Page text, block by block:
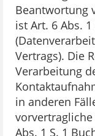
Beantwortung
ist Art. 6 Abs. 1
Vertrags). Die
Verarbeitung
in anderen
vorvertragliche
Abs. 1 S. 1